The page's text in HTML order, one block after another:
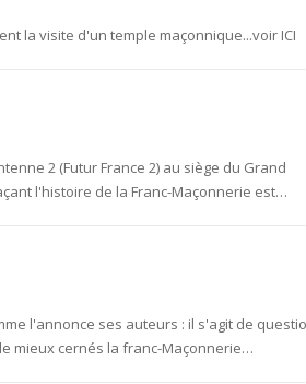
la visite d'un temple maçonnique...voir ICI
2 (Futur France 2) au siège du Grand
l'histoire de la Franc-Maçonnerie est…
l'annonce ses auteurs : il s'agit de
mieux cernés la franc-Maçonnerie…